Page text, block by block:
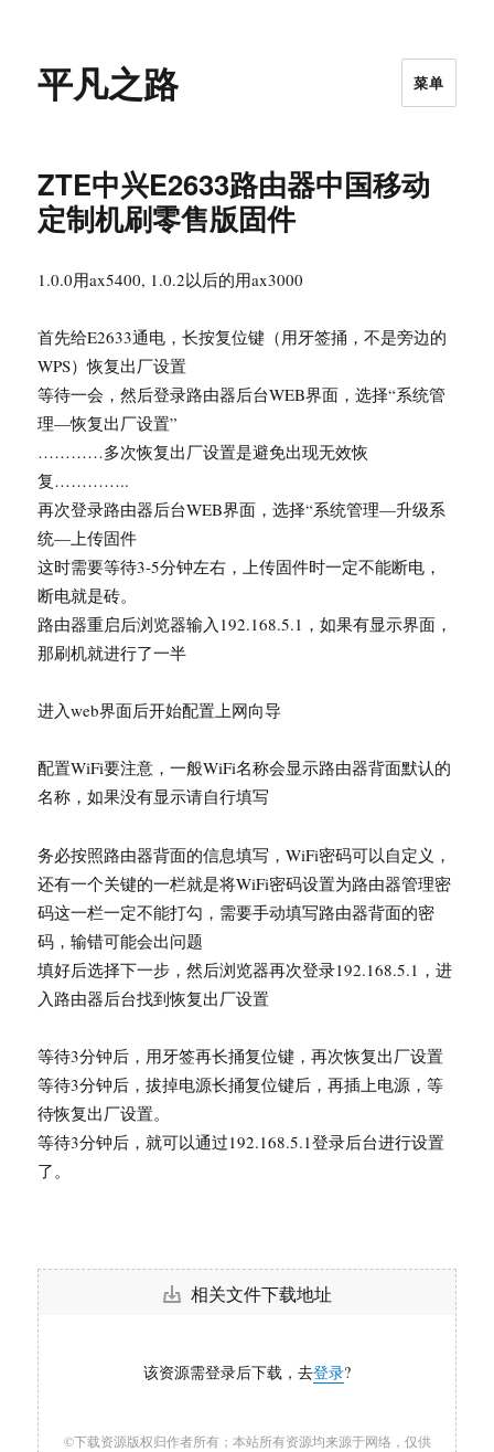
平凡之路 菜单
ZTE中兴E2633路由器中国移动
定制机刷零售版固件
1.0.0用ax5400, 1.0.2以后的用ax3000
首先给E2633通电，长按复位键（用牙签捅，不是旁边的
WPS）恢复出厂设置
等待一会，然后登录路由器后台WEB界面，选择“系统管
理—恢复出厂设置”
…………多次恢复出厂设置是避免出现无效恢
复…………..
再次登录路由器后台WEB界面，选择“系统管理—升级系
统—上传固件
这时需要等待3-5分钟左右，上传固件时一定不能断电，
断电就是砖。
路由器重启后浏览器输入192.168.5.1，如果有显示界面，
那刷机就进行了一半
进入web界面后开始配置上网向导
配置WiFi要注意，一般WiFi名称会显示路由器背面默认的
名称，如果没有显示请自行填写
务必按照路由器背面的信息填写，WiFi密码可以自定义，
还有一个关键的一栏就是将WiFi密码设置为路由器管理密
码这一栏一定不能打勾，需要手动填写路由器背面的密
码，输错可能会出问题
填好后选择下一步，然后浏览器再次登录192.168.5.1，进
入路由器后台找到恢复出厂设置
等待3分钟后，用牙签再长捅复位键，再次恢复出厂设置
等待3分钟后，拔掉电源长捅复位键后，再插上电源，等
待恢复出厂设置。
等待3分钟后，就可以通过192.168.5.1登录后台进行设置
了。
相关文件下载地址
该资源需登录后下载，去登录?
©下载资源版权归作者所有；本站所有资源均来源于网络，仅供